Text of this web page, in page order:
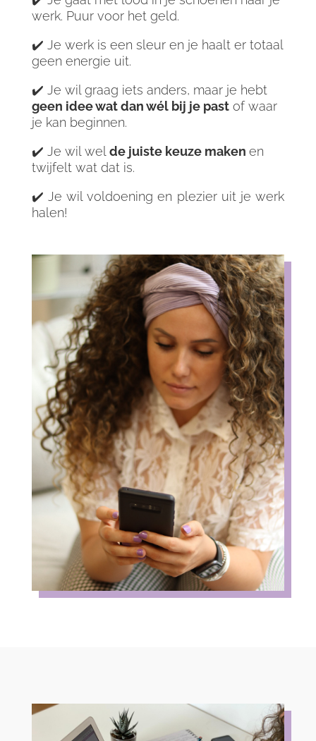
werk. Puur voor het geld.
✔️ Je werk is een sleur en je haalt er totaal
geen energie uit.
✔️ Je wil graag iets anders, maar je hebt
geen idee wat dan wél bij je pastof waar
je kan beginnen.
✔️ Je wil wel de juiste keuze maken en
twijfelt wat dat is.
✔️ Je wil voldoening en plezier uit je werk
halen!